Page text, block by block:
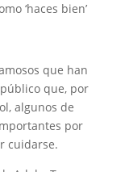
‘haces bien’
que han
que, por
algunos de
por
cuidarse.